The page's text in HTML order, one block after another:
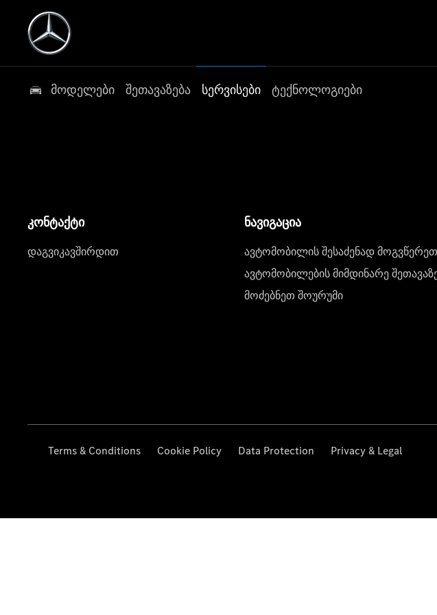
მოდელები შეთავაზება სერვისები ტექნოლოგიები
კონტაქტი
დაგვიკავშირდით
ნავიგაცია
ავტომობილის შესაძენად მოგვწერეთ
ავტომობილების მიმდინარე
მოძებნეთ შოურუმი
Terms & Conditions Cookie Policy Data Protection Privacy & Legal